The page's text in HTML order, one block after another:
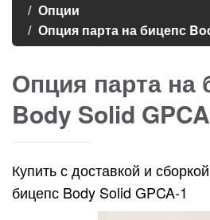
Опции
Опция парта на бицепс
Опция парта на
Body Solid
Купить с доставкой и
бицепс Body Solid GPCA-1